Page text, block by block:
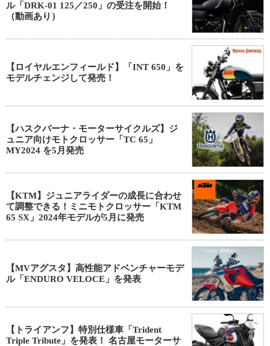
ル「DRK-01 125／250」の受注を開始！
（動画あり）
【ロイヤルエンフィールド】「INT 650」を
モデルチェンジして発売！
【ハスクバーナ・モーターサイクルズ】ジ
ュニア向けモトクロッサー「TC 65」
MY2024 を5月発売
【KTM】ジュニアライダーの成長に合わせ
て調整できる！ミニモトクロッサー「KTM
65 SX」2024年モデルが5月に発売
【MVアグスタ】高性能アドベンチャーモデ
ル「ENDURO VELOCE」を発表
【トライアンフ】特別仕様車「Trident
Triple Tribute」を発表！ 名古屋モーターサ